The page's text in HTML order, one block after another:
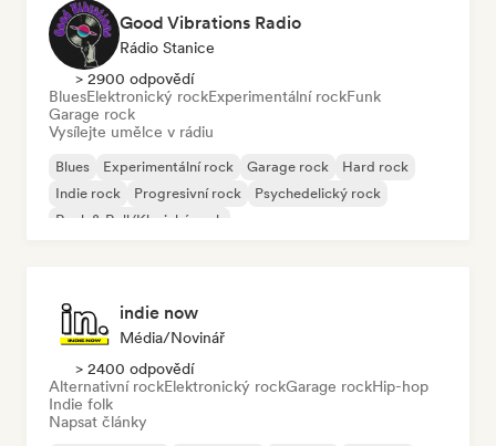
Good Vibrations Radio
Rádio Stanice
> 2900 odpovědí
BluesElektronický rockExperimentální rockFunk
Garage rock
Vysílejte umělce v rádiu
Blues Experimentální rock Garage rock
Hard rock
Indie rock
Progresivní rock
Psychedelický rock
Rock & Roll/Klasický rock
indie now
Média/novinář
> 2400 odpovědí
Alternativní rockElektronický rockGarage rockHip-hop
Indie folk
Napsat články